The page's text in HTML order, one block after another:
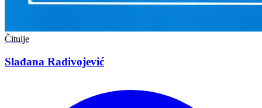
Čitulje
Slađana Radivojević